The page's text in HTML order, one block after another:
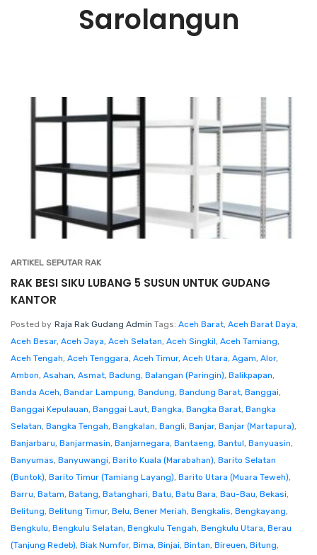
Sarolangun
ARTIKEL SEPUTAR RAK
RAK BESI SIKU LUBANG 5 SUSUN UNTUK GUDANG
KANTOR
Posted by Raja Rak Gudang Admin Tags: Aceh Barat, Aceh Barat Daya,
Aceh Besar, Aceh Jaya, Aceh Selatan, Aceh Singkil, Aceh Tamiang,
Aceh Tengah, Aceh Tenggara, Aceh Timur, Aceh Utara, Agam, Alor,
Ambon, Asahan, Asmat, Badung, Balangan (Paringin), Balikpapan,
Banda Aceh, Bandar Lampung, Bandung, Bandung Barat, Banggai,
Banggai Kepulauan, Banggai Laut, Bangka, Bangka Barat, Bangka
Selatan, Bangka Tengah, Bangkalan, Bangli, Banjar, Banjar (Martapura),
Banjarbaru, Banjarmasin, Banjarnegara, Bantaeng, Bantul, Banyuasin,
Banyumas, Banyuwangi, Barito Kuala (Marabahan), Barito Selatan
(Buntok), Barito Timur (Tamiang Layang), Barito Utara (Muara Teweh),
Barru, Batam, Batang, Batanghari, Batu, Batu Bara, Bau-Bau, Bekasi,
Belitung, Belitung Timur, Belu, Bener Meriah, Bengkalis, Bengkayang,
Bengkulu, Bengkulu Selatan, Bengkulu Tengah, Bengkulu Utara, Berau
(Tanjung Redeb), Biak Numfor, Bima, Binjai, Bintan, Bireuen, Bitung,